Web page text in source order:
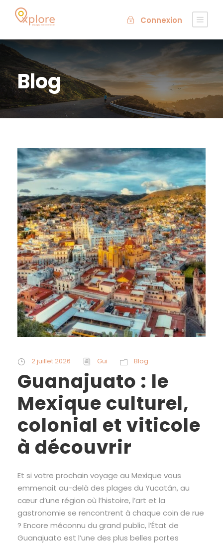
Connexion
Blog
2 juillet 2026 Gui Blog
Guanajuato : le
Mexique culturel,
colonial et viticole
à découvrir
Et si votre prochain voyage au Mexique vous
emmenait au-delà des plages du Yucatán, au
cœur d’une région où l’histoire, l’art et la
gastronomie se rencontrent à chaque coin de rue
? Encore méconnu du grand public, l’État de
Guanajuato est l’une des plus belles portes